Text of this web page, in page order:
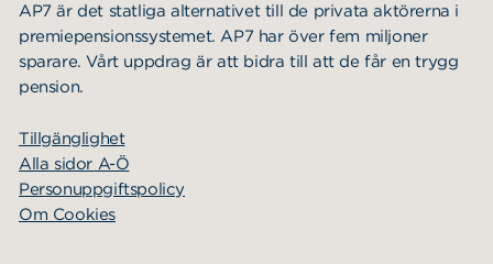
AP7 är det statliga alternativet till de privata aktörerna i
premiepensionssystemet. AP7 har över fem miljoner
sparare. Vårt uppdrag är att bidra till att de får en trygg
pension.
Tillgänglighet
Alla sidor A-Ö
Personuppgiftspolicy
Om Cookies